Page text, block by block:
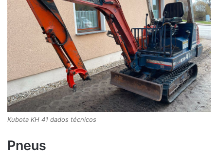
Kubota KH 41 dados técnicos
Pneus